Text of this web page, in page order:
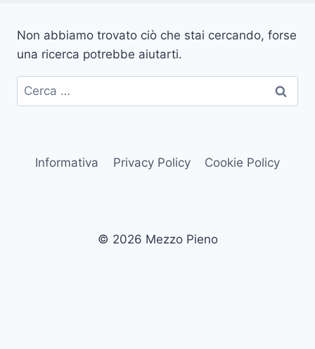
Non abbiamo trovato ciò che stai cercando, forse
una ricerca potrebbe aiutarti.
Ricerca
per:
Informativa Privacy Policy Cookie Policy
© 2026 Mezzo Pieno